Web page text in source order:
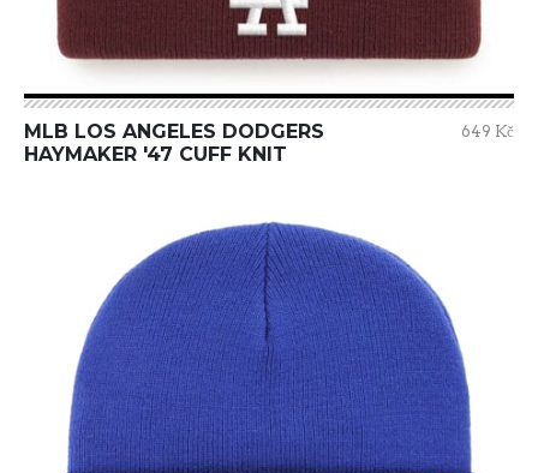
MLB LOS ANGELES DODGERS
HAYMAKER '47 CUFF KNIT
649 Kč